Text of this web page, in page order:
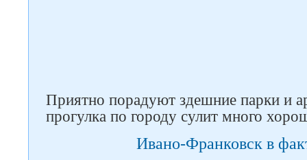
Приятно порадуют здешние парки и
прогулка по городу сулит много
Ивано-Франковск в